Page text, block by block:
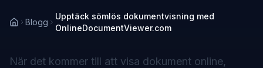
Blogg
Upptäck sömlös dokumentvisning med
OnlineDocumentViewer.com
När det kommer till att visa dokument online,